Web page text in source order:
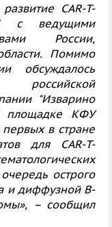
CAR-T-
с ведущими
России,
Помимо
обсуждалось
российской
"Изварино
площадке КФУ
в стране
для CAR-T-
острого
и диффузной В-
– сообщил